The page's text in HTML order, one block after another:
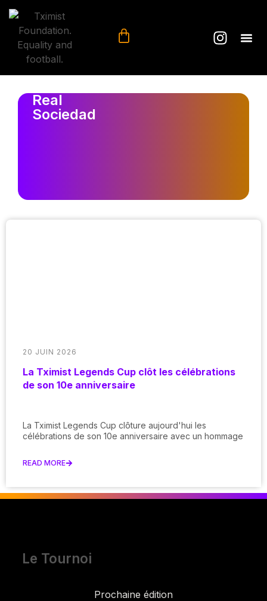
Real
Sociedad
20 JUIN 2026
La Tximist Legends Cup clôt les célébrations
de son 10e anniversaire
La Tximist Legends Cup clôture aujourd'hui les
célébrations de son 10e anniversaire avec un hommage
READ MORE
Le Tournoi
Prochaine édition